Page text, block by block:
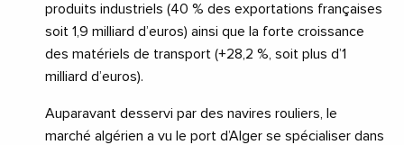
produits industriels (40 % des exportations françaises
soit 1,9 milliard d’euros) ainsi que la forte croissance
des matériels de transport (+28,2 %, soit plus d’1
milliard d’euros).
Auparavant desservi par des navires rouliers, le
marché algérien a vu le port d’Alger se spécialiser dans